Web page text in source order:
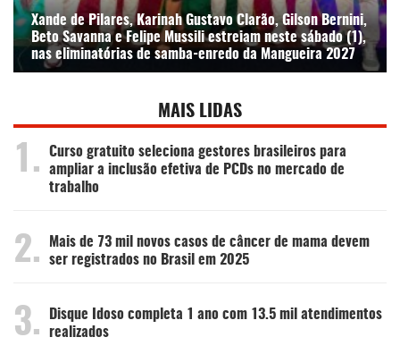
Xande de Pilares, Karinah Gustavo Clarão, Gilson Bernini,
Beto Savanna e Felipe Mussili estreiam neste sábado (1),
nas eliminatórias de samba-enredo da Mangueira 2027
MAIS LIDAS
1.
Curso gratuito seleciona gestores brasileiros para
ampliar a inclusão efetiva de PCDs no mercado de
trabalho
2.
Mais de 73 mil novos casos de câncer de mama devem
ser registrados no Brasil em 2025
3.
Disque Idoso completa 1 ano com 13.5 mil atendimentos
realizados